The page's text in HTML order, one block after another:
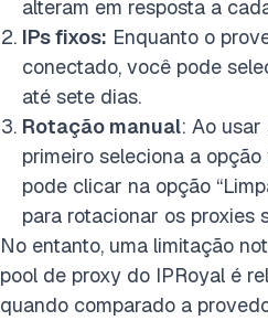
alteram em resposta a
IPs fixos: Enquanto o
conectado, você pode
até sete dias.
Rotação manual: Ao
primeiro seleciona a
pode clicar na opção
para rotacionar os proxies
No entanto, uma limitação
pool de proxy do IPRoyal é
quando comparado a